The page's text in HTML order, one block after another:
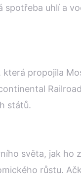
spotřeba uhlí a
propojila
států.
světa, jak ho
růstu.